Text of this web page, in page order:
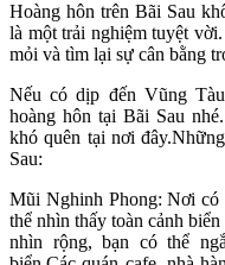
Hoàng hôn trên Bãi Sau
là một trải nghiệm tuyệt
mỏi và tìm lại sự cân bằng
Nếu có dịp đến Vũng
hoàng hôn tại Bãi Sau
khó quên tại nơi
Sau:
Mũi Nghinh Phong: Nơi có
thể nhìn thấy toàn cảnh
nhìn rộng, bạn có thể